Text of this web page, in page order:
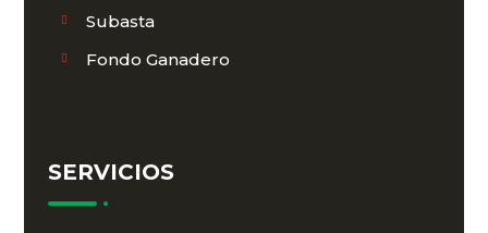
Subasta
Fondo Ganadero
SERVICIOS